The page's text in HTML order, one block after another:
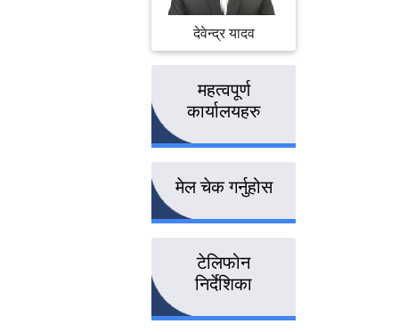
देवेन्द्र यादव
महत्वपूर्ण
कार्यालयहरु
मेल चेक गर्नुहोस
टेलिफोन
निर्देशिका